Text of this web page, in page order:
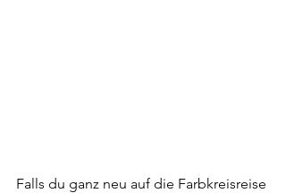
Falls du ganz neu auf die Farbkreisreise